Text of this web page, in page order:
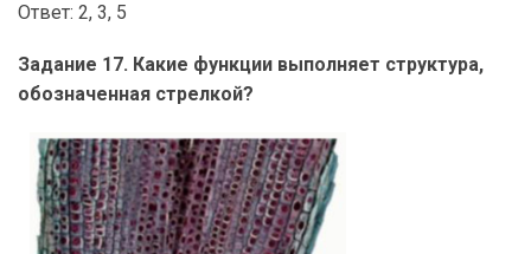
Ответ: 2, 3, 5
Задание 17. Какие функции выполняет структура,
обозначенная стрелкой?